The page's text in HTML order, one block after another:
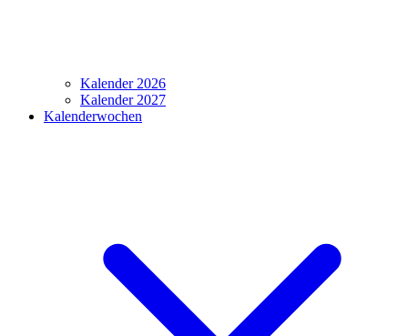
Kalender 2026
Kalender 2027
Kalenderwochen